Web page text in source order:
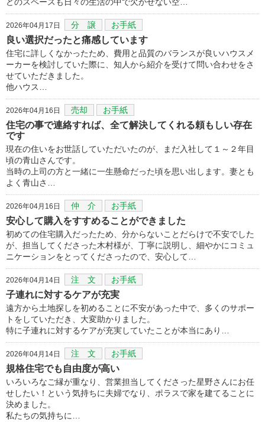
2026年04月17日 分 譲 お手紙
良い選択だったと痛感しています
住宅に詳しくなかったため、費用と品質のバランスが良いハウスメ
ーカーを検討していた際に、知人から紹介を受けて問い合わせをさ
せていただきました。
他ハウス…
2026年04月16日 売却 お手紙
住宅の事で連絡すれば、全て解決してくれる頼もしい存在
です
現在の住いをお世話していただいたのが、まだ入社して１～２年目
頃の青山さんです。
当時の上司の方と一緒に一生懸命だった頃を思い出します。妻とも
よく青山さ…
2026年04月16日 仲 介 お手紙
安心して購入をすすめることができました
初めての住宅購入だったため、分からないことだらけで不安でした
が、担当してくださった木村様が、丁寧に説明し、細やかにコミュ
ニケーションをとってくださったので、安心して…
2026年04月14日 注 文 お手紙
子連れに対するケアが充実
遠方から土地探しを初めることに不安があった中で、多くのサポー
トをしていただき、大変助かりました。
特に子連れに対するケアが充実していたことが本当にあり…
2026年04月14日 注 文 お手紙
規格住宅でも自由度が高い
いろいろなご縁が重なり、営業担当してくださった星野さんにお任
せしたい！という気持ちに夫婦でなり、ポラスで家を建てることに
決めました。
私たちの気持ちに…